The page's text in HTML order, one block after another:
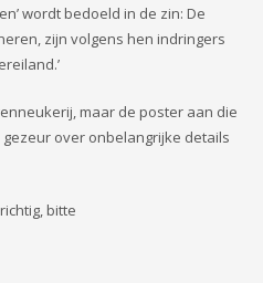
wordt bedoeld in de zin: De
zijn volgens hen indringers
maar de poster aan die
over onbelangrijke details
bitte